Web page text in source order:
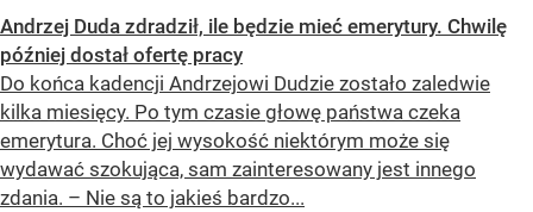
Andrzej Duda zdradził, ile będzie mieć emerytury. Chwilę
później dostał ofertę pracy
Do końca kadencji Andrzejowi Dudzie zostało zaledwie
kilka miesięcy. Po tym czasie głowę państwa czeka
emerytura. Choć jej wysokość niektórym może się
wydawać szokująca, sam zainteresowany jest innego
zdania. – Nie są to jakieś bardzo...